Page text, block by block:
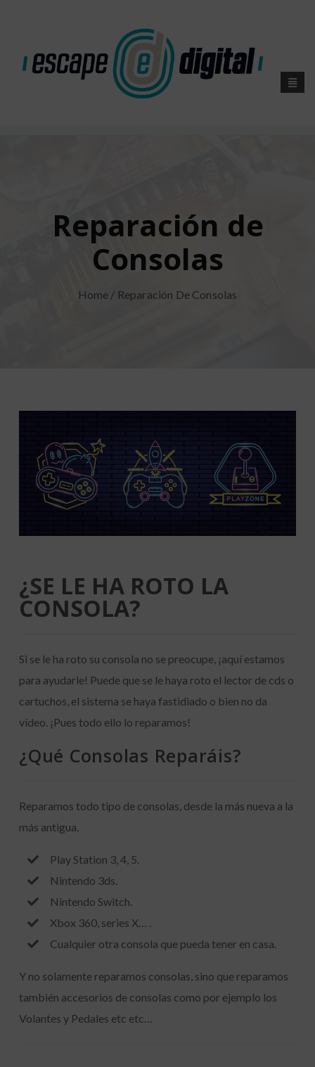
Reparación de
Consolas
Home / Reparación De Consolas
¿SE LE HA ROTO LA
CONSOLA?
Si se le ha roto su consola no se preocupe, ¡aquí estamos
para ayudarle! Puede que se le haya roto el lector de cds o
cartuchos, el sistema se haya fastidiado o bien no da
vídeo. ¡Pues todo ello lo reparamos!
¿Qué Consolas Reparáis?
Reparamos todo tipo de consolas, desde la más nueva a la
más antigua.
Play Station 3, 4, 5.
Nintendo 3ds.
Nintendo Switch.
Xbox 360, series X… .
Cualquier otra consola que pueda tener en casa.
Y no solamente reparamos consolas, sino que reparamos
también accesorios de consolas como por ejemplo los
Volantes y Pedales etc etc…